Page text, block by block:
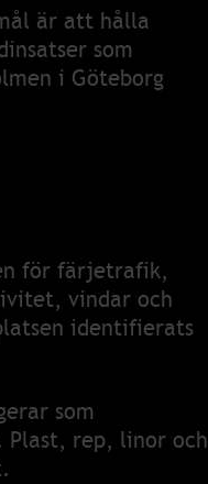
är att hålla
som
i Göteborg
för färjetrafik,
vindar och
identifierats
som
Plast, rep, linor och